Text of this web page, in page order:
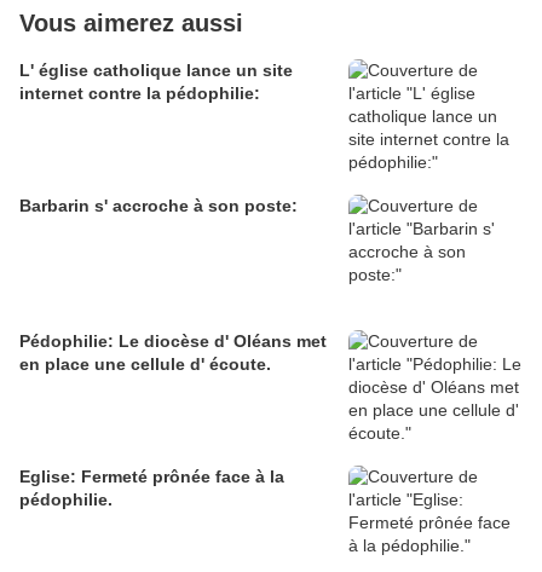
Vous aimerez aussi
L' église catholique lance un site
internet contre la pédophilie:
Barbarin s' accroche à son poste:
Pédophilie: Le diocèse d' Oléans met
en place une cellule d' écoute.
Eglise: Fermeté prônée face à la
pédophilie.